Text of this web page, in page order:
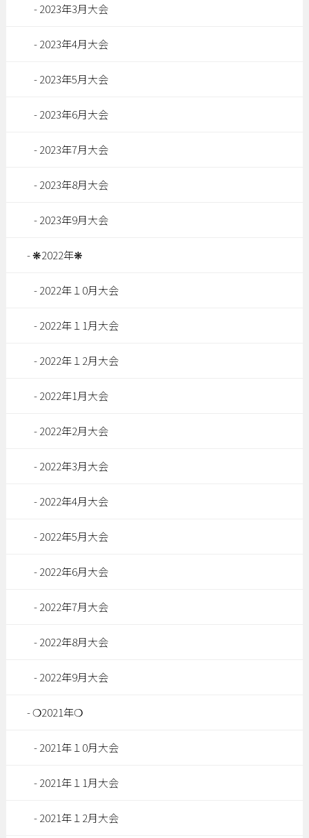
2023年3月大会
2023年4月大会
2023年5月大会
2023年6月大会
2023年7月大会
2023年8月大会
2023年9月大会
❋2022年❋
2022年１0月大会
2022年１1月大会
2022年１2月大会
2022年1月大会
2022年2月大会
2022年3月大会
2022年4月大会
2022年5月大会
2022年6月大会
2022年7月大会
2022年8月大会
2022年9月大会
❍2021年❍
2021年１0月大会
2021年１1月大会
2021年１2月大会